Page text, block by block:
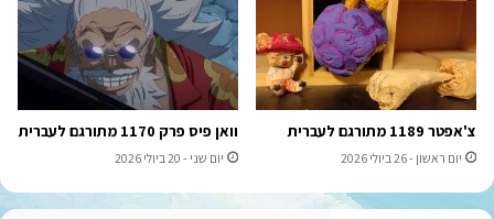
צ'אפטר 1189 מתורגם לעברית
יום ראשון - 26 ביולי 2026
וואן פיס פרק 1170 מתורגם לעברית
יום שני - 20 ביולי 2026